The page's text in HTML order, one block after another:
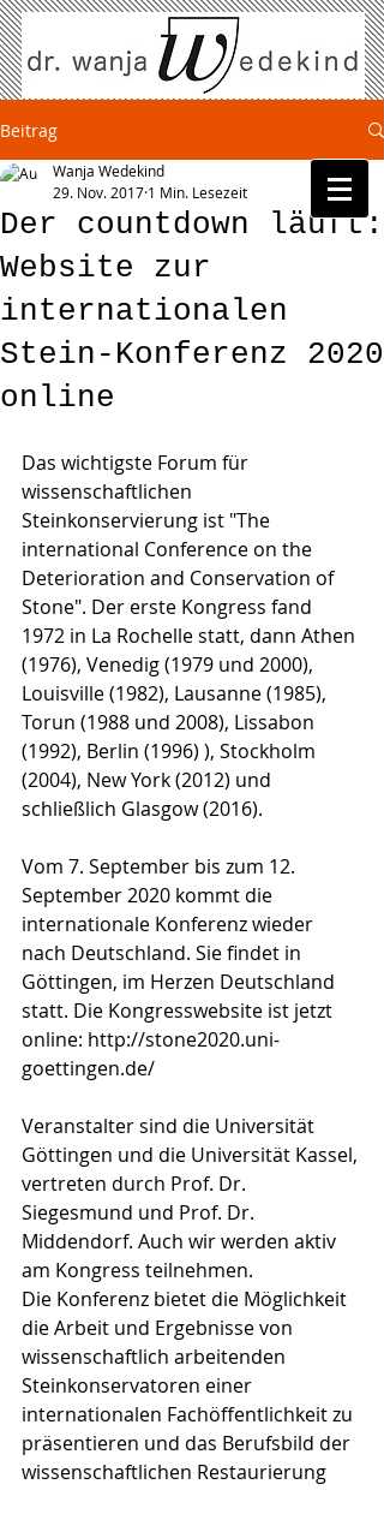
Beitrag
Der countdown läuft:
Website zur
internationalen
Stein-Konferenz 2020
online
Wanja Wedekind
29. Nov. 2017 1 Min. Lesezeit
Das wichtigste Forum für
wissenschaftlichen
Steinkonservierung ist "The
international Conference on the
Deterioration and Conservation of
Stone". Der erste Kongress fand
1972 in La Rochelle statt, dann Athen
(1976), Venedig (1979 und 2000),
Louisville (1982), Lausanne (1985),
Torun (1988 und 2008), Lissabon
(1992), Berlin (1996) ), Stockholm
(2004), New York (2012) und
schließlich Glasgow (2016).
Vom 7. September bis zum 12.
September 2020 kommt die
internationale Konferenz wieder
nach Deutschland. Sie findet in
Göttingen, im Herzen Deutschland
statt. Die Kongresswebsite ist jetzt
online: http://stone2020.uni-
goettingen.de/
Veranstalter sind die Universität
Göttingen und die Universität Kassel,
vertreten durch Prof. Dr.
Siegesmund und Prof. Dr.
Middendorf. Auch wir werden aktiv
am Kongress teilnehmen.
Die Konferenz bietet die Möglichkeit
die Arbeit und Ergebnisse von
wissenschaftlich arbeitenden
Steinkonservatoren einer
internationalen Fachöffentlichkeit zu
präsentieren und das Berufsbild der
wissenschaftlichen Restaurierung